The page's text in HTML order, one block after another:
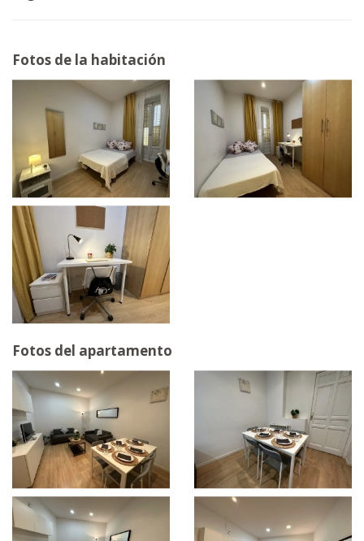
Fotos de la habitación
Fotos del apartamento